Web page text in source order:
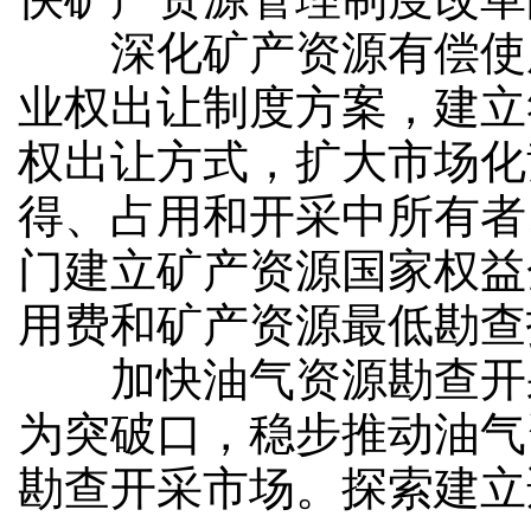
深化矿产资源有偿使
业权出让制度方案，建
权出让方式，扩大市场
得、占用和开采中所有
门建立矿产资源国家权
用费和矿产资源最低勘
加快油气资源勘查开
为突破口，稳步推动油
勘查开采市场。探索建